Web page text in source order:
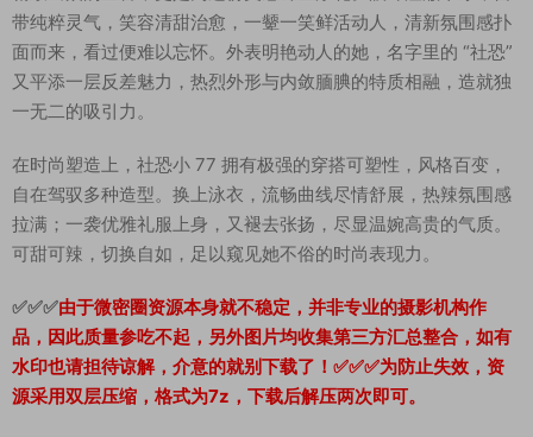
带纯粹灵气，笑容清甜治愈，一颦一笑鲜活动人，清新氛围感扑
面而来，看过便难以忘怀。外表明艳动人的她，名字里的 “社恐”
又平添一层反差魅力，热烈外形与内敛腼腆的特质相融，造就独
一无二的吸引力。
在时尚塑造上，社恐小 77 拥有极强的穿搭可塑性，风格百变，
自在驾驭多种造型。换上泳衣，流畅曲线尽情舒展，热辣氛围感
拉满；一袭优雅礼服上身，又褪去张扬，尽显温婉高贵的气质。
可甜可辣，切换自如，足以窥见她不俗的时尚表现力。
✅✅✅由于微密圈资源本身就不稳定，并非专业的摄影机构作
品，因此质量参吃不起，另外图片均收集第三方汇总整合，如有
水印也请担待谅解，介意的就别下载了！✅✅✅为防止失效，资
源采用双层压缩，格式为7z，下载后解压两次即可。